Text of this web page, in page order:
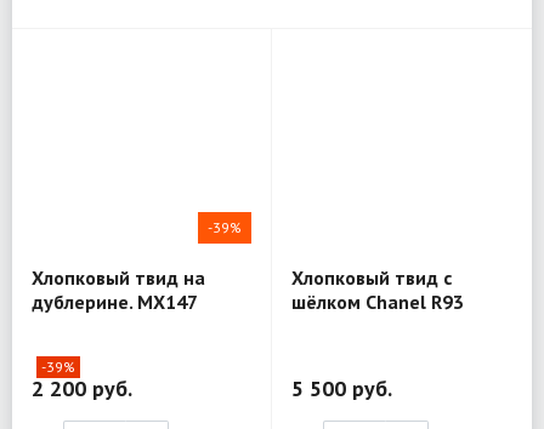
-39%
Хлопковый твид на
дублерине. MX147
-39%
2 200 руб.
Хлопковый твид с
шёлком Chanel R93
5 500 руб.